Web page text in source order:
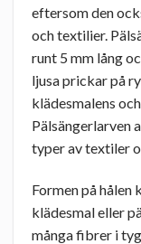
eftersom den
och textilier.
runt 5 mm lång
ljusa prickar på
klädesmalens
Pälsängerlarven
typer av textiler
Formen på hålen
klädesmal eller
många fibrer i